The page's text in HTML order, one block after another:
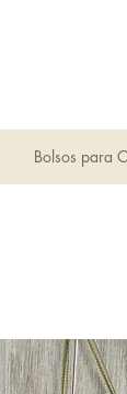
Bolsos para